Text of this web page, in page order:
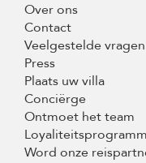
Over ons
Contact
Veelgestelde vragen
Press
Plaats uw villa
Conciërge
Ontmoet het team
Word onze